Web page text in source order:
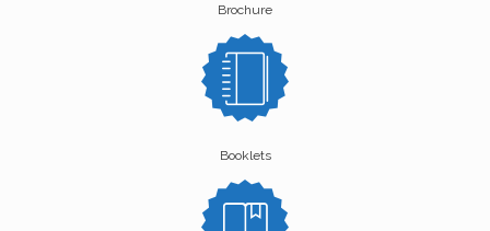
Brochure
Booklets